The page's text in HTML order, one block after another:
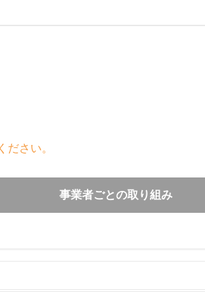
さい。
事業者ごとの取り組み